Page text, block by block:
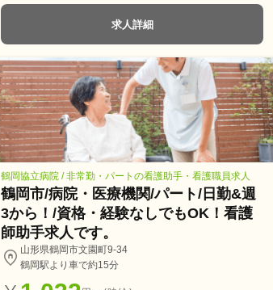
求人詳細
鶴岡協立病院 / 非常勤・パートの看護助手・看護職員求人
鶴岡市/病院・医療機関/パート/日勤&週
3から！/資格・経験なしでもOK！看護
師助手求人です。
山形県鶴岡市文園町9-34
鶴岡駅より車で約15分